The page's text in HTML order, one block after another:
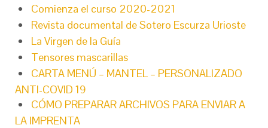
Comienza el curso 2020-2021
Revista documental de Sotero Escurza Urioste
La Virgen de la Guía
Tensores mascarillas
CARTA MENÚ – MANTEL – PERSONALIZADO
ANTI-COVID 19
CÓMO PREPARAR ARCHIVOS PARA ENVIAR A
LA IMPRENTA